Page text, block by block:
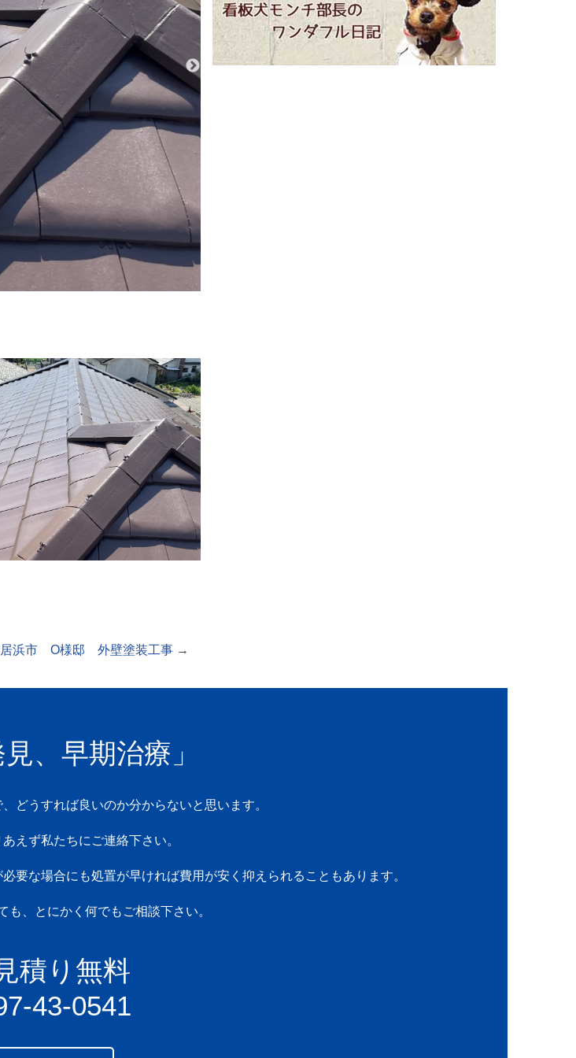
浜市 O様邸 外壁塗装工事 →
見、早期治療」
どうすれば良いのか分からないと思います。
えず私たちにご連絡下さい。
要な場合にも処置が早ければ費用が安く抑えられることもあります。
も、とにかく何でもご相談下さい。
積り無料
43-0541